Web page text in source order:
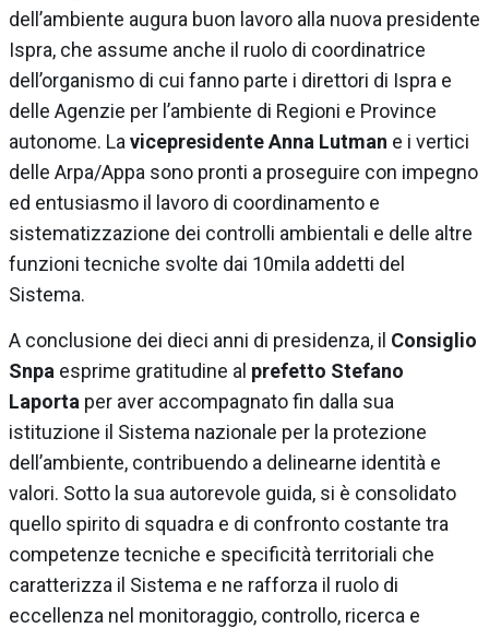
dell’ambiente augura buon lavoro alla nuova presidente
Ispra, che assume anche il ruolo di coordinatrice
dell’organismo di cui fanno parte i direttori di Ispra e
delle Agenzie per l’ambiente di Regioni e Province
autonome. La vicepresidente Anna Lutman e i vertici
delle Arpa/Appa sono pronti a proseguire con impegno
ed entusiasmo il lavoro di coordinamento e
sistematizzazione dei controlli ambientali e delle altre
funzioni tecniche svolte dai 10mila addetti del
Sistema.
A conclusione dei dieci anni di presidenza, il Consiglio
Snpa esprime gratitudine al prefetto Stefano
Laporta per aver accompagnato fin dalla sua
istituzione il Sistema nazionale per la protezione
dell’ambiente, contribuendo a delinearne identità e
valori. Sotto la sua autorevole guida, si è consolidato
quello spirito di squadra e di confronto costante tra
competenze tecniche e specificità territoriali che
caratterizza il Sistema e ne rafforza il ruolo di
eccellenza nel monitoraggio, controllo, ricerca e